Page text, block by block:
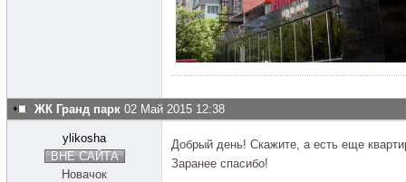
ЖК Гранд парк 02 Май 2015 12:38
ylikosha
ВНЕ САЙТА
Новачок
Добрый день! Скажите, а есть еще
Заранее спасибо!